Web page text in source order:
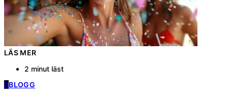
LÄS MER
2 minut läst
BBLOGG